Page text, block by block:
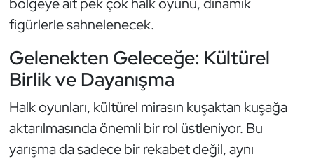
figürlerle sahnelenecek.
Gelenekten Geleceğe: Kültürel
Birlik ve Dayanışma
Halk oyunları, kültürel mirasın kuşaktan kuşağa
aktarılmasında önemli bir rol üstleniyor. Bu
yarışma da sadece bir rekabet değil, aynı
Kempo
Kick Boks
Kürek
Masa Tenisi